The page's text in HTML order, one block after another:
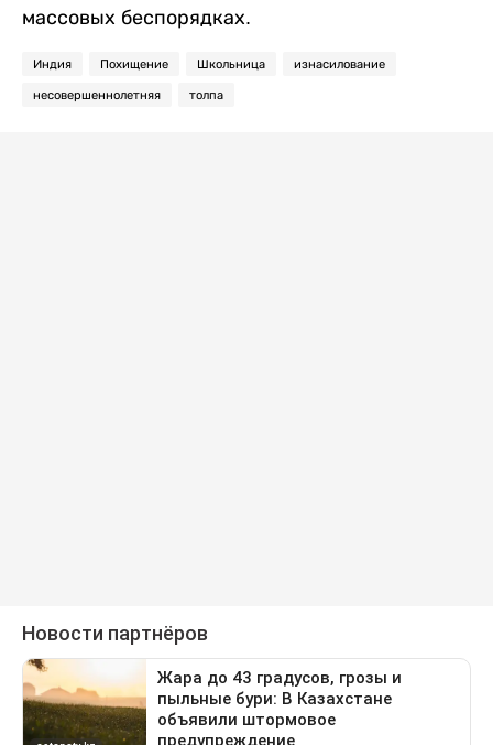
массовых беспорядках.
Индия Похищение Школьница изнасилование
несовершеннолетняя толпа